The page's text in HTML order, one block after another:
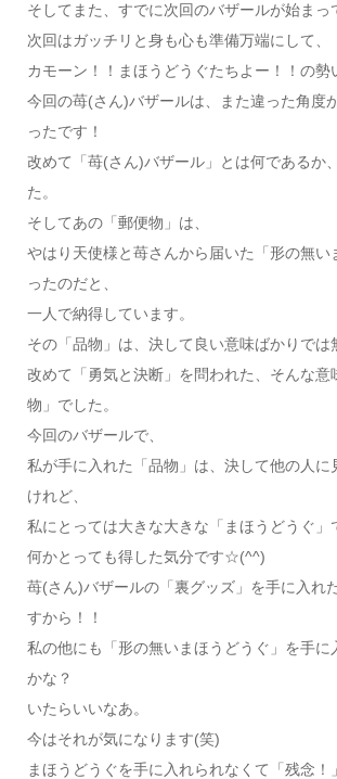
そしてまた、すでに次回のバザールが始ま
次回はガッチリと身も心も準備万端にして、
カモーン！！まほうどうぐたちよー！！の
今回の苺(さん)バザールは、また違った角度
ったです！
改めて「苺(さん)バザール」とは何であるか
た。
そしてあの「郵便物」は、
やはり天使様と苺さんから届いた「形の無い
ったのだと、
一人で納得しています。
その「品物」は、決して良い意味ばかりでは
改めて「勇気と決断」を問われた、そんな意
物」でした。
今回のバザールで、
私が手に入れた「品物」は、決して他の人に
けれど、
私にとっては大きな大きな「まほうどうぐ」
何かとっても得した気分です☆(^^)
苺(さん)バザールの「裏グッズ」を手に入れ
すから！！
私の他にも「形の無いまほうどうぐ」を手に
かな？
いたらいいなあ。
今はそれが気になります(笑)
まほうどうぐを手に入れられなくて「残念！